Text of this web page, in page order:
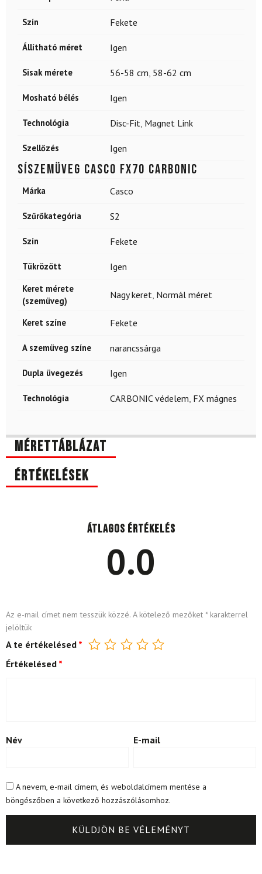
Szín Fekete
Állítható méret Igen
Sisak mérete 56-58 cm 58-62 cm
Mosható bélés Igen
Technológia Disc-Fit Magnet Link
Szellőzés Igen
Síszemüveg CASCO FX70 Carbonic
Márka Casco
Szűrőkategória S2
Szín Fekete
Tükrözött Igen
Keret mérete
(szemüveg)
Nagy keret Normál méret
Keret színe Fekete
A szemüveg színe narancssárga
Dupla üvegezés Igen
Technológia CARBONIC védelem FX mágnes
Mérettáblázat
Értékelések
Átlagos értékelés
0.0
Az e-mail címet nem tesszük közzé. A kötelező mezőket *karakterrel
jelöltük
A te értékelésed *
Értékelésed *
Név E-mail
A nevem, e-mail címem, és weboldalcímem mentése a
böngészőben a következő hozzászólásomhoz.